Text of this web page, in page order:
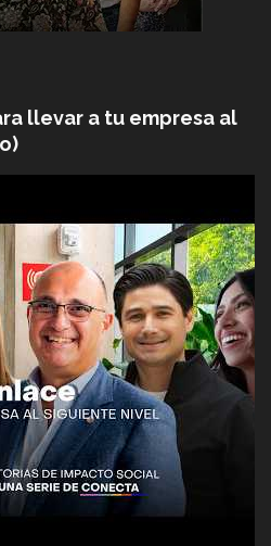
llevar a tu empresa al